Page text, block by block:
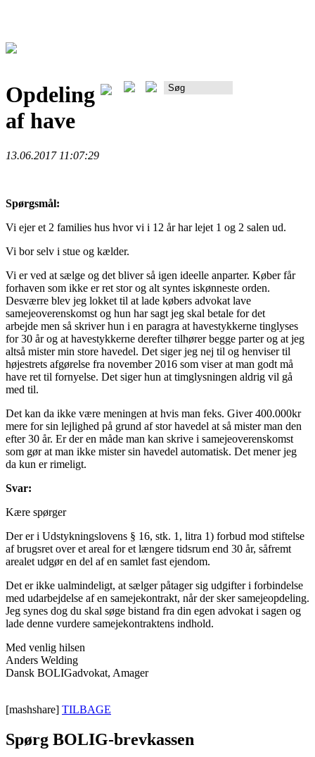
Opdeling
af have
13.06.2017 11:07:29
Spørgsmål:
Vi ejer et 2 families hus hvor vi i 12 år har lejet 1 og 2 salen ud.
Vi bor selv i stue og kælder.
Vi er ved at sælge og det bliver så igen ideelle anparter. Køber får
forhaven som ikke er ret stor og alt syntes iskønneste orden.
Desværre blev jeg lokket til at lade købers advokat lave
samejeoverenskomst og hun har sagt jeg skal betale for det
arbejde men så skriver hun i en paragra at havestykkerne tinglyses
for 30 år og at havestykkerne derefter tilhører begge parter og at jeg
altså mister min store havedel. Det siger jeg nej til og henviser til
højestrets afgørelse fra november 2016 som viser at man godt må
have ret til fornyelse. Det siger hun at timglysningen aldrig vil gå
med til.
Det kan da ikke være meningen at hvis man feks. Giver 400.000kr
mere for sin lejlighed på grund af stor havedel at så mister man den
efter 30 år. Er der en måde man kan skrive i samejeoverenskomst
som gør at man ikke mister sin havedel automatisk. Det mener jeg
da kun er rimeligt.
Svar:
Kære spørger
Der er i Udstykningslovens § 16, stk. 1, litra 1) forbud mod stiftelse
af brugsret over et areal for et længere tidsrum end 30 år, såfremt
arealet udgør en del af en samlet fast ejendom.
Det er ikke ualmindeligt, at sælger påtager sig udgifter i forbindelse
med udarbejdelse af en samejekontrakt, når der sker samejeopdeling.
Jeg synes dog du skal søge bistand fra din egen advokat i sagen og
lade denne vurdere samejekontraktens indhold.
Med venlig hilsen
Anders Welding
Dansk BOLIGadvokat, Amager
[mashshare] TILBAGE
Spørg BOLIG-brevkassen